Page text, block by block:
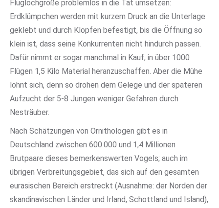
Fluglochgröße problemlos in die Tat umsetzen:
Erdklümpchen werden mit kurzem Druck an die Unterlage
geklebt und durch Klopfen befestigt, bis die Öffnung so
klein ist, dass seine Konkurrenten nicht hindurch passen.
Dafür nimmt er sogar manchmal in Kauf, in über 1000
Flügen 1,5 Kilo Material heranzuschaffen. Aber die Mühe
lohnt sich, denn so drohen dem Gelege und der späteren
Aufzucht der 5-8 Jungen weniger Gefahren durch
Nesträuber.
Nach Schätzungen von Ornithologen gibt es in
Deutschland zwischen 600.000 und 1,4 Millionen
Brutpaare dieses bemerkenswerten Vogels; auch im
übrigen Verbreitungsgebiet, das sich auf den gesamten
eurasischen Bereich erstreckt (Ausnahme: der Norden der
skandinavischen Länder und Irland, Schottland und Island),